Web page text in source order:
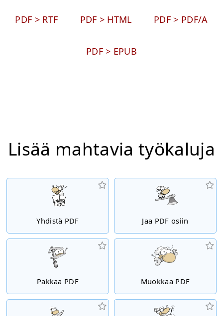
PDF > RTF PDF > HTML PDF > PDF/A
PDF > EPUB
Lisää mahtavia työkaluja
Yhdistä PDF Jaa PDF osiin
Pakkaa PDF Muokkaa PDF